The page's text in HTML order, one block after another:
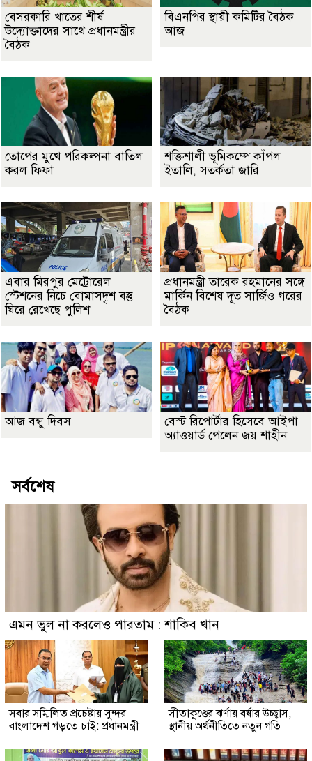
বেসরকারি খাতের শীর্ষ
উদ্যোক্তাদের সাথে প্রধানমন্ত্রীর
বৈঠক
বিএনপির স্থায়ী কমিটির বৈঠক
আজ
তোপের মুখে পরিকল্পনা বাতিল
করল ফিফা
শক্তিশালী ভূমিকম্পে কাঁপল
ইতালি, সতর্কতা জারি
এবার মিরপুর মেট্রোরেল
স্টেশনের নিচে বোমাসদৃশ বস্তু
ঘিরে রেখেছে পুলিশ
প্রধানমন্ত্রী তারেক রহমানের সঙ্গে
মার্কিন বিশেষ দূত সার্জিও গরের
বৈঠক
আজ বন্ধু দিবস
বেস্ট রিপোর্টার হিসেবে আইপা
অ্যাওয়ার্ড পেলেন জয় শাহীন
সর্বশেষ
এমন ভুল না করলেও পারতাম : শাকিব খান
সবার সম্মিলিত প্রচেষ্টায় সুন্দর
বাংলাদেশ গড়তে চাই: প্রধানমন্ত্রী
সীতাকুণ্ডের ঝর্ণায় বর্ষার উচ্ছ্বাস,
স্থানীয় অর্থনীতিতে নতুন গতি